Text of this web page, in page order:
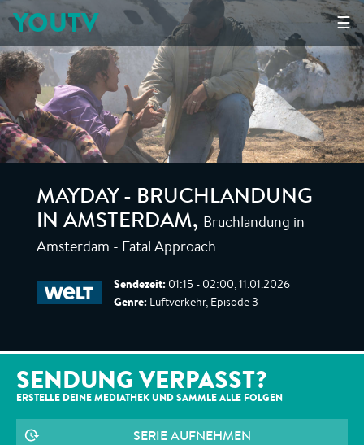
☰
YOUTV
MAYDAY - BRUCHLANDUNG
IN AMSTERDAM, Bruchlandung in
Amsterdam - Fatal Approach
Sendezeit: 01:15 - 02:00, 11.01.2026
Genre: Luftverkehr, Episode 3
SENDUNG VERPASST?
ERSTELLE DEINE MEDIATHEK UND SAMMLE ALLE FOLGEN
SERIE AUFNEHMEN